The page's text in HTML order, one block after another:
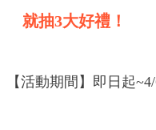
就抽3大好禮！
【活動期間】即日起